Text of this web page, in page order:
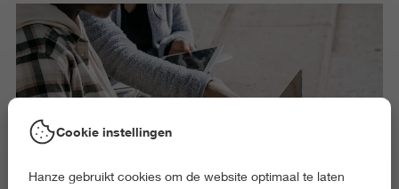
Cookie instellingen
Hanze gebruikt cookies om de website optimaal te laten